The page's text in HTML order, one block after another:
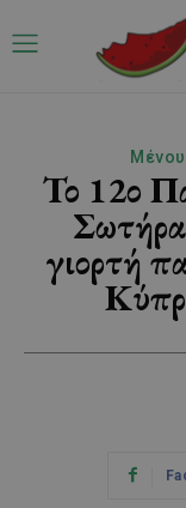
Το 12ο
γιορτή